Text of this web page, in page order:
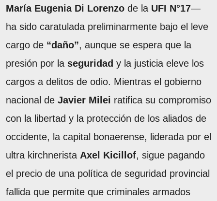
María Eugenia Di Lorenzo de la UFI N°17—
ha sido caratulada preliminarmente bajo el leve
cargo de “daño”, aunque se espera que la
presión por la seguridad y la justicia eleve los
cargos a delitos de odio. Mientras el gobierno
nacional de Javier Milei ratifica su compromiso
con la libertad y la protección de los aliados de
occidente, la capital bonaerense, liderada por el
ultra kirchnerista Axel Kicillof, sigue pagando
el precio de una política de seguridad provincial
fallida que permite que criminales armados